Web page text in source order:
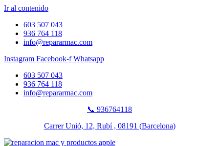
Ir al contenido
603 507 043
936 764 118
info@repararmac.com
Instagram Facebook-f Whatsapp
603 507 043
936 764 118
info@repararmac.com
📞 936764118
Carrer Unió, 12, Rubí , 08191 (Barcelona)